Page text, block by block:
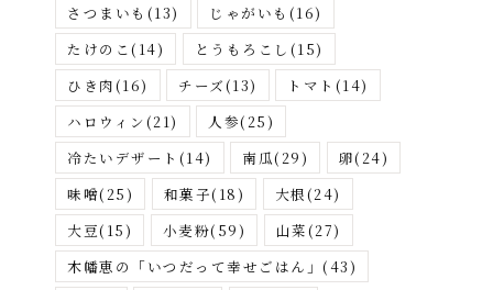
さつまいも (13) じゃがいも (16)
たけのこ(14) とうもろこし (15)
ひき肉(16) チーズ(13) トマト (14)
ハロウィン(21) 人参(25)
冷たいデザート (14) 南瓜(29) 卵(24)
味噌(25) 和菓子(18) 大根(24)
大豆(15) 小麦粉(59) 山菜(27)
木幡恵の「いつだって幸せごはん」 (43)